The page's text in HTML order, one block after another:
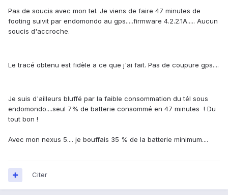
Pas de soucis avec mon tel. Je viens de faire 47 minutes de
footing suivit par endomondo au gps.....firmware 4.2.2.1A..... Aucun
soucis d'accroche.
Le tracé obtenu est fidèle a ce que j'ai fait. Pas de coupure gps....
Je suis d'ailleurs bluffé par la faible consommation du tél sous
endomondo....seul 7% de batterie consommé en 47 minutes ! Du
tout bon !
Avec mon nexus 5.... je bouffais 35 % de la batterie minimum....
Citer